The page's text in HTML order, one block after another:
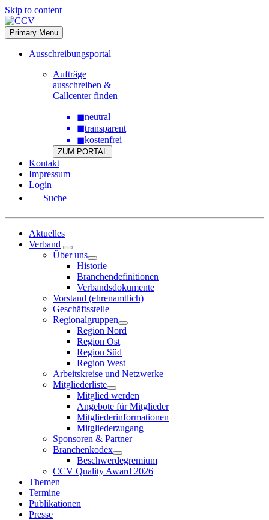
Skip to content
Primary Menu
Ausschreibungsportal
Aufträge
ausschreiben &
Callcenter finden
◼neutral
◼transparent
◼kostenfrei
ZUM PORTAL
Kontakt
Impressum
Login
Suche
Aktuelles
Verband
Über uns
Historie
Branchendefinitionen
Verbandsdokumente
Vorstand (ehrenamtlich)
Geschäftsstelle
Regionalgruppen
Region Nord
Region Ost
Region Süd
Region West
Arbeitskreise und Netzwerke
Mitgliederliste
Mitglied werden
Angebote für Mitglieder
Mitgliederinformationen
Mitgliederzugang
Sponsoren & Partner
Branchenkodex
Beschwerdegremium
CCV Quality Award 2026
Themen
Termine
Publikationen
Presse